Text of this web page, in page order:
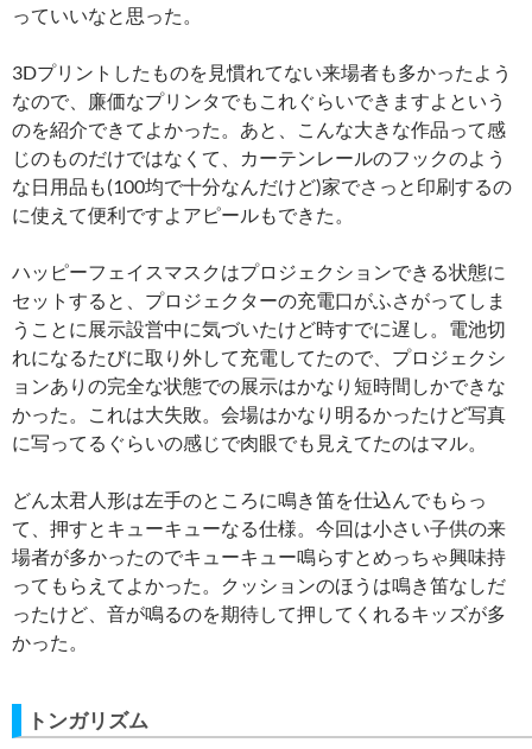
っていいなと思った。
3Dプリントしたものを見慣れてない来場者も多かったよう
なので、廉価なプリンタでもこれぐらいできますよという
のを紹介できてよかった。あと、こんな大きな作品って感
じのものだけではなくて、カーテンレールのフックのよう
な日用品も(100均で十分なんだけど)家でさっと印刷するの
に使えて便利ですよアピールもできた。
ハッピーフェイスマスクはプロジェクションできる状態に
セットすると、プロジェクターの充電口がふさがってしま
うことに展示設営中に気づいたけど時すでに遅し。電池切
れになるたびに取り外して充電してたので、プロジェクシ
ョンありの完全な状態での展示はかなり短時間しかできな
かった。これは大失敗。会場はかなり明るかったけど写真
に写ってるぐらいの感じで肉眼でも見えてたのはマル。
どん太君人形は左手のところに鳴き笛を仕込んでもらっ
て、押すとキューキューなる仕様。今回は小さい子供の来
場者が多かったのでキューキュー鳴らすとめっちゃ興味持
ってもらえてよかった。クッションのほうは鳴き笛なしだ
ったけど、音が鳴るのを期待して押してくれるキッズが多
かった。
トンガリズム